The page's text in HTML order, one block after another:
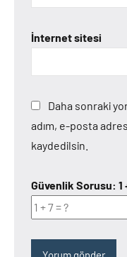
İnternet sitesi
Daha sonraki
adım, e-posta
kaydedilsin.
Güvenlik Sorusu: 1